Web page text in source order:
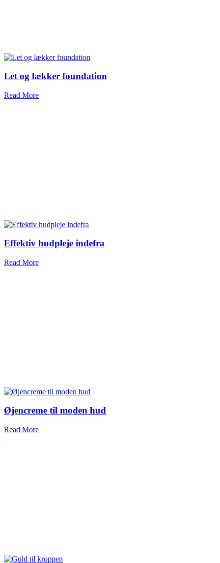
Let og lækker foundation
Read More
Effektiv hudpleje indefra
Read More
Øjencreme til moden hud
Read More